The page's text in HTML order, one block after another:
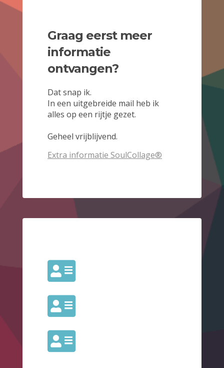
Graag eerst meer
informatie
ontvangen?
Dat snap ik.
In een uitgebreide mail heb ik
alles op een rijtje gezet.
Geheel vrijblijvend.
Extra informatie SoulCollage®